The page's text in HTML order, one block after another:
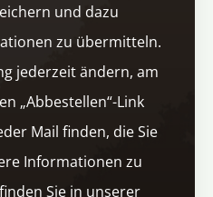
und dazu
zu übermitteln.
jederzeit ändern, am
„Abbestellen“-Link
Mail finden, die Sie
Informationen zu
Sie in unserer